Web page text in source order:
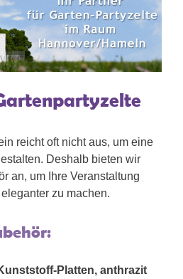
reicht oft nicht aus, um eine
Deshalb bieten wir
an, um Ihre Veranstaltung
zu machen.
Platten, anthrazit